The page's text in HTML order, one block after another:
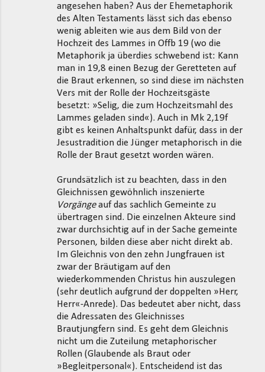
angesehen haben? Aus der Ehemetaphorik
des Alten Testaments lässt sich das ebenso
wenig ableiten wie aus dem Bild von der
Hochzeit des Lammes in Offb 19 (wo die
Metaphorik ja überdies schwebend ist: Kann
man in 19,8 einen Bezug der Geretteten auf
die Braut erkennen, so sind diese im nächsten
Vers mit der Rolle der Hochzeitsgäste
besetzt: »Selig, die zum Hochzeitsmahl des
Lammes geladen sind«). Auch in Mk 2,19f
gibt es keinen Anhaltspunkt dafür, dass in der
Jesustradition die Jünger metaphorisch in die
Rolle der Braut gesetzt worden wären.
Grundsätzlich ist zu beachten, dass in den
Gleichnissen gewöhnlich inszenierte
Vorgängeauf das sachlich Gemeinte zu
übertragen sind. Die einzelnen Akteure sind
zwar durchsichtig auf in der Sache gemeinte
Personen, bilden diese aber nicht direkt ab.
Im Gleichnis von den zehn Jungfrauen ist
zwar der Bräutigam auf den
wiederkommenden Christus hin auszulegen
(sehr deutlich aufgrund der doppelten »Herr,
Herr«-Anrede). Das bedeutet aber nicht, dass
die Adressaten des Gleichnisses
Brautjungfern sind. Es geht dem Gleichnis
nicht um die Zuteilung metaphorischer
Rollen (Glaubende als Braut oder
»Begleitpersonal«). Entscheidend ist das